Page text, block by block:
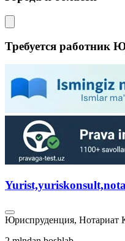
Требуется работник
Юриспруденция, Нотариат